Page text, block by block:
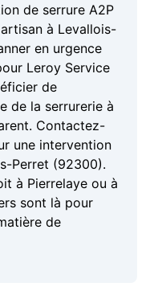
de serrure A2P
à Levallois-
en urgence
Leroy Service
de
de la serrurerie à
Contactez-
une intervention
Perret (92300).
à Pierrelaye ou à
sont là pour
de